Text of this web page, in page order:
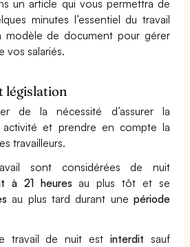
un article qui vous permettra de
minutes l’essentiel du travail
modèle de document pour gérer
vos salariés.
législation
de la nécessité d’assurer la
et prendre en compte la
travailleurs.
sont considérées de nuit
à 21 heures au plus tôt et se
au plus tard durant une période
travail de nuit estinterdit sauf